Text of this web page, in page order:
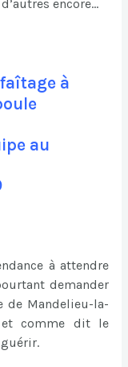
encore…
à
au
à attendre
demander
de Mandelieu-la-
et comme dit le